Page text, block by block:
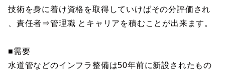
技術を身に着け資格を取得していけばその分評価され
、責任者⇒管理職 とキャリアを積むことが出来ます。
■需要
水道管などのインフラ整備は50年前に新設されたもの